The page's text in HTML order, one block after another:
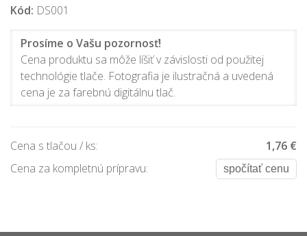
Kód: DS001
Prosíme o Vašu pozornosť!
Cena produktu sa môže líšiť v závislosti od použitej
technológie tlače. Fotografia je ilustračná a uvedená
cena je za farebnú digitálnu tlač.
Cena s tlačou / ks:
1,76 €
Cena za kompletnú prípravu:
spočítať cenu